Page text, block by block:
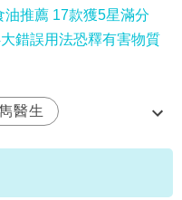
推薦 17款獲5星滿分
錯誤用法恐釋有害物質
醫生